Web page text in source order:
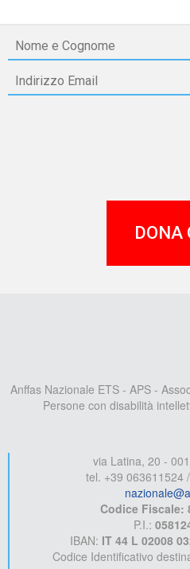
DONA
Anffas Nazionale ETS - APS -
Persone con disabilità
via Latina, 20 -
tel. +39 063611524
Codice Fiscale:
P.I.:
IBAN: IT 44 L 02008
Codice Identificativo